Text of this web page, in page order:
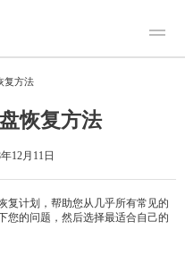
复方法
恢复方法
12月11日
复计划，帮助您从几乎所有常见的
您的问题，然后选择最适合自己的